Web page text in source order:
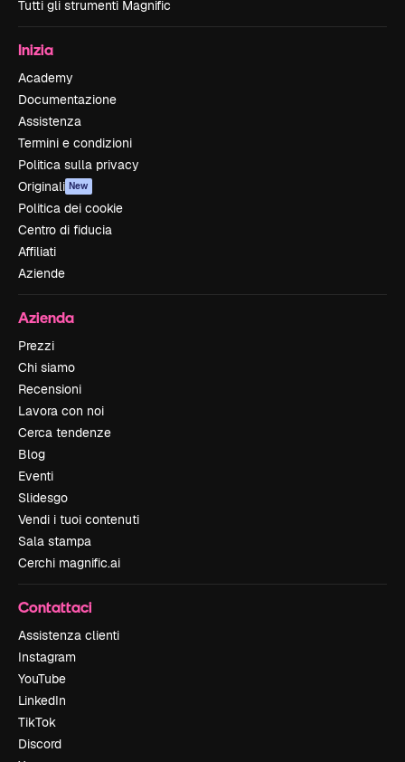
Tutti gli strumenti Magnific
Inizia
Academy
Documentazione
Assistenza
Termini e condizioni
Politica sulla privacy
Originali New
Politica dei cookie
Centro di fiducia
Affiliati
Aziende
Azienda
Prezzi
Chi siamo
Recensioni
Lavora con noi
Cerca tendenze
Blog
Eventi
Slidesgo
Vendi i tuoi contenuti
Sala stampa
Cerchi magnific.ai
Contattaci
Assistenza clienti
Instagram
YouTube
LinkedIn
TikTok
Discord